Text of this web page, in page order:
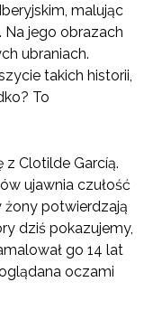
malując
Na jego obrazach
ubraniach.
takich historii,
To
z Clotilde Garcíą.
ujawnia czułość
żony potwierdzają
dziś pokazujemy,
go 14 lat
oczami